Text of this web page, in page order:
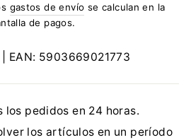
gastos de envío se calculan en la
de pagos.
| EAN: 5903669021773
los pedidos en 24 horas.
los artículos en un período